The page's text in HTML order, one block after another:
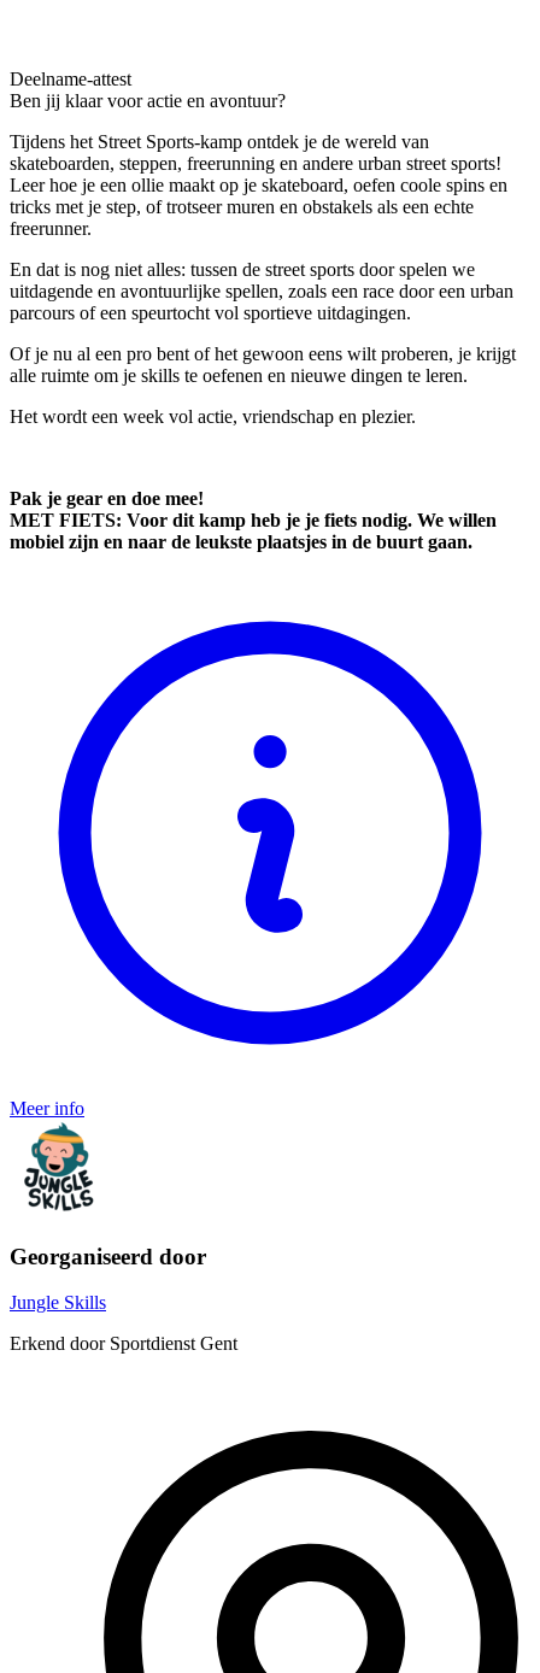
Deelname-attest
Ben jij klaar voor actie en avontuur?
Tijdens het Street Sports-kamp ontdek je de wereld van
skateboarden, steppen, freerunning en andere urban street sports!
Leer hoe je een ollie maakt op je skateboard, oefen coole spins en
tricks met je step, of trotseer muren en obstakels als een echte
freerunner.
En dat is nog niet alles: tussen de street sports door spelen we
uitdagende en avontuurlijke spellen, zoals een race door een urban
parcours of een speurtocht vol sportieve uitdagingen.
Of je nu al een pro bent of het gewoon eens wilt proberen, je krijgt
alle ruimte om je skills te oefenen en nieuwe dingen te leren.
Het wordt een week vol actie, vriendschap en plezier.
Pak je gear en doe mee!
MET FIETS: Voor dit kamp heb je je fiets nodig. We willen
mobiel zijn en naar de leukste plaatsjes in de buurt gaan.
Meer info
Georganiseerd door
Jungle Skills
Erkend door Sportdienst Gent